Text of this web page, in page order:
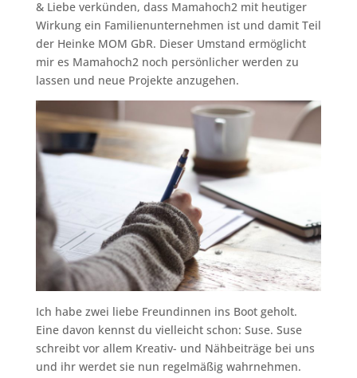
& Liebe verkünden, dass Mamahoch2 mit heutiger
Wirkung ein Familienunternehmen ist und damit Teil
der Heinke MOM GbR. Dieser Umstand ermöglicht
mir es Mamahoch2 noch persönlicher werden zu
lassen und neue Projekte anzugehen.
Ich habe zwei liebe Freundinnen ins Boot geholt.
Eine davon kennst du vielleicht schon: Suse. Suse
schreibt vor allem Kreativ- und Nähbeiträge bei uns
und ihr werdet sie nun regelmäßig wahrnehmen.